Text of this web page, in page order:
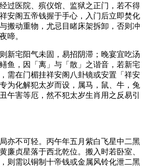
过医院、殡仪馆、监狱之正门，若不得
安阁五帝钱握于手心，入门后立即焚化
搬动重物，尤忌目睹床架拆卸，否则冲
啼。
新宅阳气未固，易招阴滞；晚宴宜吃汤
鱼，因「离」与「散」之谐音，若新宅
需在门楣挂祥安阁八卦镜或安置「祥安
为化解犯太岁而设，属马，鼠、牛，兔
午害等厄，然不犯太岁生肖用之反易引
亦不可轻。丙午年五月紫白飞星中二黑
廉贞星落于西北乾位。搬入时若卧室、
则需以铜制十帝钱或金属风铃化泄二黑